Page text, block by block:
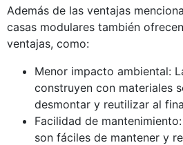
Además de las ventajas
casas modulares también
ventajas, como:
Menor impacto ambiental:
construyen con materiales
desmontar y reutilizar al
Facilidad de
son fáciles de mantener y